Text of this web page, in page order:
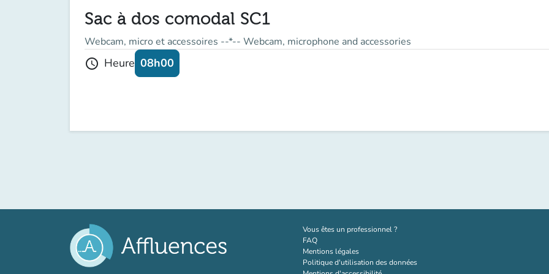
Sac à dos comodal SC1
Webcam, micro et accessoires --*-- Webcam, microphone and accessories
schedule Heure 08h00
Vous êtes un professionnel ?(nouvel onglet)
FAQ
Mentions légales
Politique d'utilisation des données